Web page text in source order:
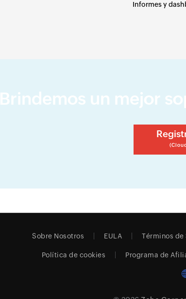
Informes y
Brindemos un mejor
Sobre Nosotros EULA Términos de
Política de cookies Programa de